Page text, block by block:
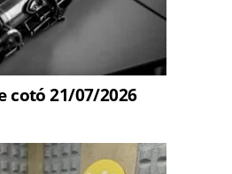
cotó 21/07/2026